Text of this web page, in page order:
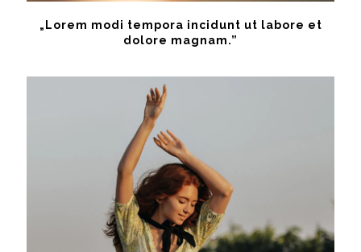
„Lorem modi tempora incidunt ut labore et
dolore magnam.”